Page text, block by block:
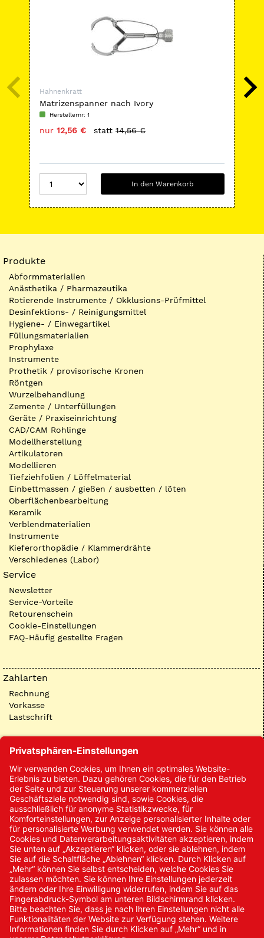
Hahnenkratt
Matrizenspanner nach Ivory
Herstellernr: 1
nur 12,56 € statt 14,56 €
In den Warenkorb
Produkte
Abformmaterialien
Anästhetika / Pharmazeutika
Rotierende Instrumente / Okklusions-Prüfmittel
Desinfektions- / Reinigungsmittel
Hygiene- / Einwegartikel
Füllungsmaterialien
Prophylaxe
Instrumente
Prothetik / provisorische Kronen
Röntgen
Wurzelbehandlung
Zemente / Unterfüllungen
Geräte / Praxiseinrichtung
CAD/CAM Rohlinge
Modellherstellung
Artikulatoren
Modellieren
Tiefziehfolien / Löffelmaterial
Einbettmassen / gießen / ausbetten / löten
Oberflächenbearbeitung
Keramik
Verblendmaterialien
Instrumente
Kieferorthopädie / Klammerdrähte
Verschiedenes (Labor)
Service
Newsletter
Service-Vorteile
Retourenschein
Cookie-Einstellungen
FAQ-Häufig gestellte Fragen
Zahlarten
Rechnung
Vorkasse
Lastschrift
Kontakt
Kontakt/Anfrage
Neukundenanmeldung
Kennwort vergessen
Bestellungen
Sendung verfolgen